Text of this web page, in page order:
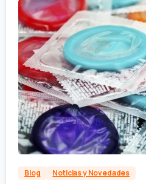
Blog Noticias y Novedades